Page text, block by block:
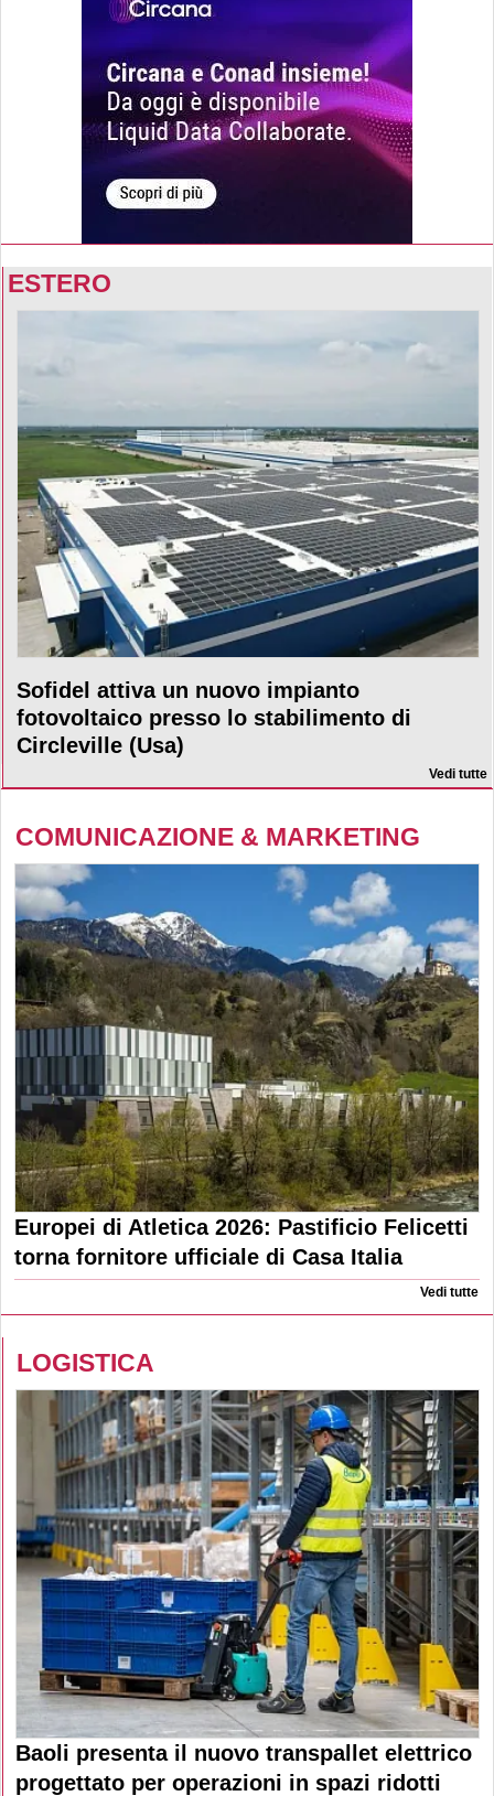
ESTERO
Sofidel attiva un nuovo impianto
fotovoltaico presso lo stabilimento di
Circleville (Usa)
Vedi tutte
COMUNICAZIONE & MARKETING
Europei di Atletica 2026: Pastificio Felicetti
torna fornitore ufficiale di Casa Italia
Vedi tutte
LOGISTICA
Baoli presenta il nuovo transpallet elettrico
progettato per operazioni in spazi ridotti